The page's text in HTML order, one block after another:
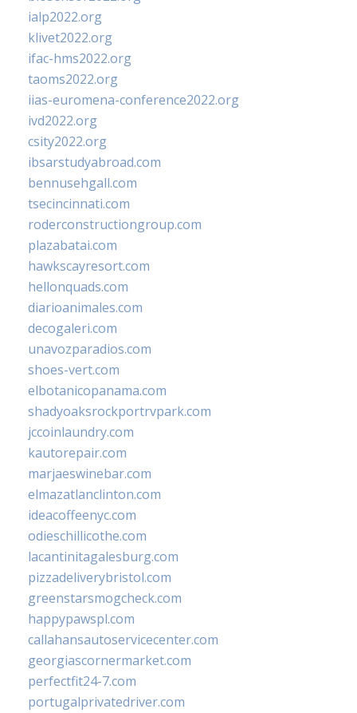
ialp2022.org
klivet2022.org
ifac-hms2022.org
taoms2022.org
iias-euromena-conference2022.org
ivd2022.org
csity2022.org
ibsarstudyabroad.com
bennusehgall.com
tsecincinnati.com
roderconstructiongroup.com
plazabatai.com
hawkscayresort.com
hellonquads.com
diarioanimales.com
decogaleri.com
unavozparadios.com
shoes-vert.com
elbotanicopanama.com
shadyoaksrockportrvpark.com
jccoinlaundry.com
kautorepair.com
marjaeswinebar.com
elmazatlanclinton.com
ideacoffeenyc.com
odieschillicothe.com
lacantinitagalesburg.com
pizzadeliverybristol.com
greenstarsmogcheck.com
happypawspl.com
callahansautoservicecenter.com
georgiascornermarket.com
perfectfit24-7.com
portugalprivatedriver.com